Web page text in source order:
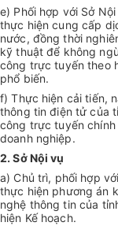
e) Phối hợp với Sở
thực hiện cung cấp
nước, đồng thời
kỹ thuật để không
công trực tuyến theo
phổ biến.
f) Thực hiện cải tiến,
thông tin điện tử của
công trực tuyến
doanh nghiệp.
2. Sở Nội vụ
a) Chủ trì, phối hợp
thực hiện phương án
nghệ thông tin của
hiện Kế hoạch.